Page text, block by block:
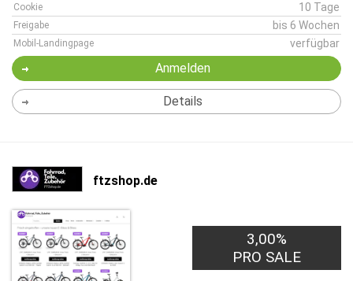
Cookie 10 Tage
Freigabe bis 6 Wochen
Mobil-Landingpage verfügbar
Anmelden
Details
ftzshop.de
3,00%
PRO SALE